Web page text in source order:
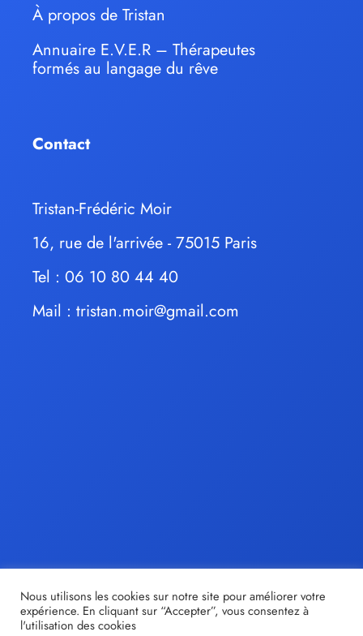
À propos de Tristan
Annuaire E.V.E.R – Thérapeutes
formés au langage du rêve
Contact
Tristan-Frédéric Moir
16, rue de l'arrivée - 75015 Paris
Tel : 06 10 80 44 40
Mail : tristan.moir@gmail.com
Nous utilisons les cookies sur notre site pour améliorer votre
expérience. En cliquant sur “Accepter”, vous consentez à
l'utilisation des cookies